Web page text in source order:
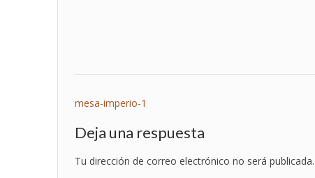
Navegación
de
entradas
mesa-imperio-1
Deja una respuesta
Tu dirección de correo electrónico no será publicada.